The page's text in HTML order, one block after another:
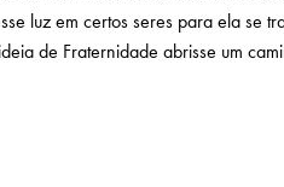
luz em certos seres para ela se
de Fraternidade abrisse um